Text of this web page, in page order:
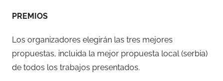
PREMIOS
Los organizadores elegirán las tres mejores
propuestas, incluida la mejor propuesta local (serbia)
de todos los trabajos presentados.